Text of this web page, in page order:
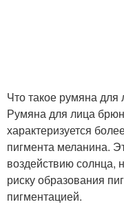
Что такое румяна для
Румяна для лица
характеризуется
пигмента меланина.
воздействию солнца,
риску образования
пигментацией.